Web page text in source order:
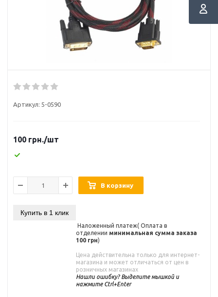
Артикул: 5-0590
100 грн./шт
В корзину
Купить в 1 клик
Наложенный платеж( Оплата в
отделении минимальная сумма заказа
100 грн)
Цена действительна только для интернет-
магазина и может отличаться от цен в
розничных магазинах
Нашли ошибку? Выделите мышкой и
нажмите Ctrl+Enter